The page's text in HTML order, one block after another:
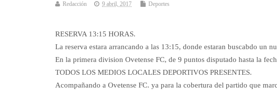
Redacción 9 abril, 2017 Deportes
RESERVA 13:15 HORAS.
La reserva estara arrancando a las 13:15, donde estaran buscabdo un
En la primera division Ovetense FC, de 9 puntos disputado hasta la
TODOS LOS MEDIOS LOCALES DEPORTIVOS PRESENTES.
Acompañando a Ovetense FC. ya para la cobertura del partido que